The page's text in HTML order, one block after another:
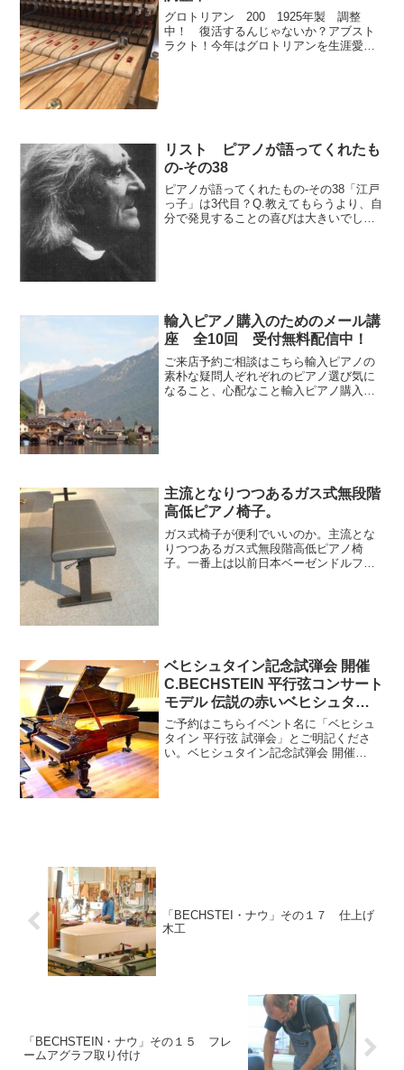
グロトリアン 200 1925年製 調整
中！ 復活するんじゃないか？アブスト
ラクト！今年はグロトリアンを生涯愛し
リスト ピアノが語ってくれたも
の-その38
ピアノが語ってくれたもの-その38「江戸
っ子」は3代目？Q.教えてもらうより、自
分で発見することの喜びは大きいでしょ
輸入ピアノ購入のためのメール講
座 全10回 受付無料配信中！
ご来店予約ご相談はこちら輸入ピアノの
素朴な疑問人ぞれぞれのピアノ選び気に
なること、心配なこと輸入ピアノ購入の
主流となりつつあるガス式無段階
高低ピアノ椅子。
ガス式椅子が便利でいいのか。主流とな
りつつあるガス式無段階高低ピアノ椅
子。一番上は以前日本ベーゼンドルファ
ベヒシュタイン記念試弾会 開催
C.BECHSTEIN 平行弦コンサート
モデル 伝説の赤いベヒシュタイ
ン
ご予約はこちらイベント名に「ベヒシュ
タイン 平行弦 試弾会」とご明記くださ
い。ベヒシュタイン記念試弾会 開催
「BECHSTEI・ナウ」その１７ 仕上げ
木工
「BECHSTEIN・ナウ」その１５ フレ
ームアグラフ取り付け